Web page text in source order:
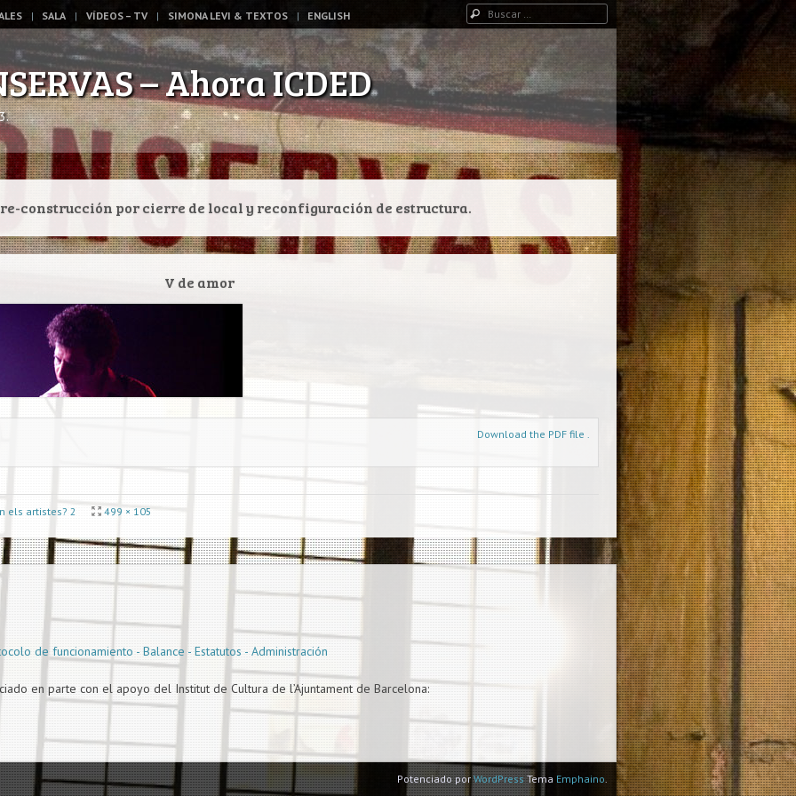
SALA VÍDEOS – TV SIMONA LEVI & TEXTOS ENGLISH Buscar
– Ahora ICDED
construcción por cierre de local y reconfiguración de estructura.
V de amor
Download the PDF file .
els artistes? 2 499 × 105
de funcionamiento - Balance - Estatutos - Administración
en parte con el apoyo del Institut de Cultura de l’Ajuntament de Barcelona:
Potenciado porWordPressTema Emphaino.